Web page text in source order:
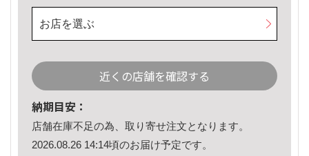
お店を選ぶ
近くの店舗を確認する
納期目安：
店舗在庫不足の為、取り寄せ注文となります。
2026.08.26 14:14頃のお届け予定です。